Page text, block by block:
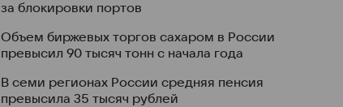
за блокировки портов
Объем биржевых торгов сахаром в России
превысил 90 тысяч тонн с начала года
В семи регионах России средняя пенсия
превысила 35 тысяч рублей